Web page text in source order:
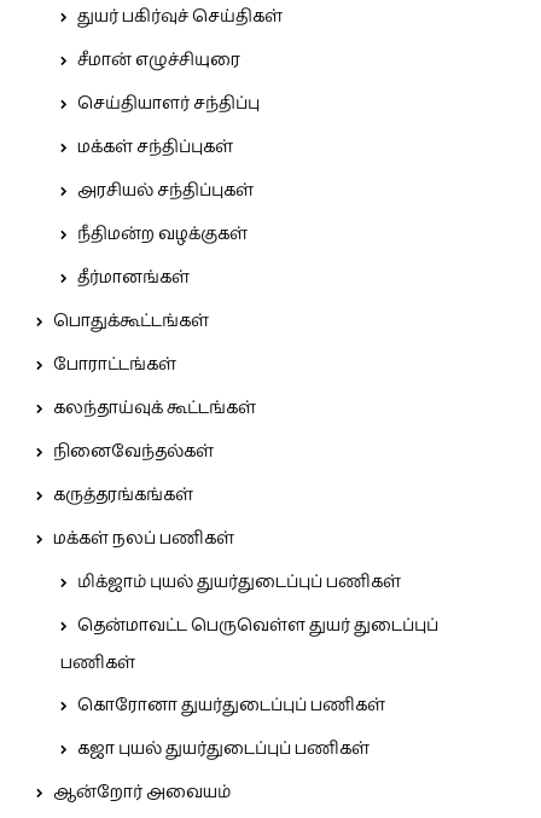
துயர் பகிர்வுச் செய்திகள்
சீமான் எழுச்சியுரை
செய்தியாளர் சந்திப்பு
மக்கள் சந்திப்புகள்
அரசியல் சந்திப்புகள்
நீதிமன்ற வழக்குகள்
தீர்மானங்கள்
பொதுக்கூட்டங்கள்
போராட்டங்கள்
கலந்தாய்வுக் கூட்டங்கள்
நினைவேந்தல்கள்
கருத்தரங்கங்கள்
மக்கள் நலப் பணிகள்
மிக்ஜாம் புயல் துயர்துடைப்புப் பணிகள்
தென்மாவட்ட பெருவெள்ள துயர் துடைப்புப்
பணிகள்
கொரோனா துயர்துடைப்புப் பணிகள்
கஜா புயல் துயர்துடைப்புப் பணிகள்
ஆன்றோர் அவையம்